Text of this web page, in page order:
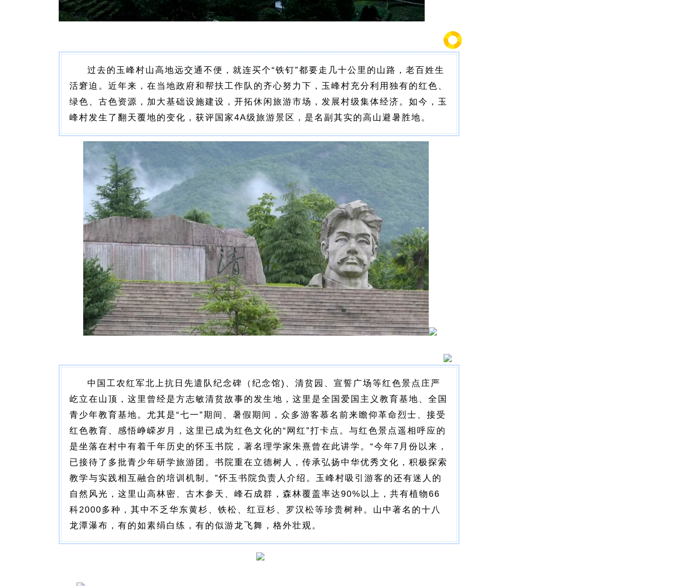
过去的玉峰村山高地远交通不便，就连买个“铁钉”都要走几十公里的山路，老百姓生
活窘迫。近年来，在当地政府和帮扶工作队的齐心努力下，玉峰村充分利用独有的红色、
绿色、古色资源，加大基础设施建设，开拓休闲旅游市场，发展村级集体经济。如今，玉
峰村发生了翻天覆地的变化，获评国家4A级旅游景区，是名副其实的高山避暑胜地。
中国工农红军北上抗日先遣队纪念碑（纪念馆)、清贫园、宣誓广场等红色景点庄严
屹立在山顶，这里曾经是方志敏清贫故事的发生地，这里是全国爱国主义教育基地、全国
青少年教育基地。尤其是“七一”期间、暑假期间，众多游客慕名前来瞻仰革命烈士、接受
红色教育、感悟峥嵘岁月，这里已成为红色文化的“网红”打卡点。与红色景点遥相呼应的
是坐落在村中有着千年历史的怀玉书院，著名理学家朱熹曾在此讲学。“今年7月份以来，
已接待了多批青少年研学旅游团。书院重在立德树人，传承弘扬中华优秀文化，积极探索
教学与实践相互融合的培训机制。”怀玉书院负责人介绍。玉峰村吸引游客的还有迷人的
自然风光，这里山高林密、古木参天、峰石成群，森林覆盖率达90%以上，共有植物66
科2000多种，其中不乏华东黄杉、铁松、红豆杉、罗汉松等珍贵树种。山中著名的十八
龙潭瀑布，有的如素绢白练，有的似游龙飞舞，格外壮观。